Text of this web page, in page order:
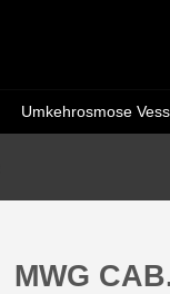
Umkehrosmose
MWG